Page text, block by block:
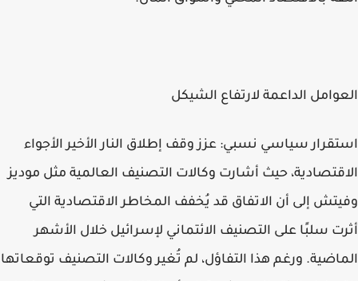
العوامل الداعمة لارتفاع الشيكل
استقرار سياسي نسبي: عزز وقف إطلاق النار الأخير الأجواء
الاقتصادية، حيث أشارت وكالات التصنيف العالمية مثل موديز
وفيتش إلى أن الاتفاق قد يُخفف المخاطر الاقتصادية التي
أثرت سلبًا على التصنيف الائتماني لإسرائيل خلال الأشهر
الماضية. ورغم هذا التفاؤل، لم تُغير وكالات التصنيف توقعاتها